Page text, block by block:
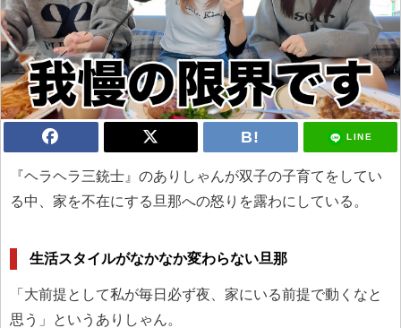
LINE
『ヘラヘラ三銃士』のありしゃんが双子の子育てをしてい
る中、家を不在にする旦那への怒りを露わにしている。
生活スタイルがなかなか変わらない旦那
「大前提として私が毎日必ず夜、家にいる前提で動くなと
思う」というありしゃん。